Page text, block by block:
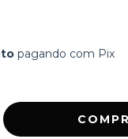
pagando com Pix